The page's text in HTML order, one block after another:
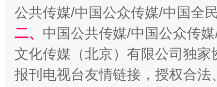
公共传媒/中国公众传媒/中国全
二、 中国公共传媒/中国公众传
文化传媒（北京）有限公司独
报刊电视台友情链接，授权合